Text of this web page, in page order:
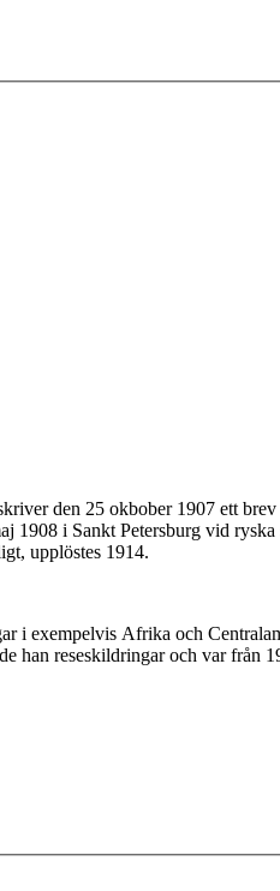
den 25 okbober 1907 ett
i Sankt Petersburg vid
upplöstes 1914.
i exempelvis Afrika och
han reseskildringar och var från